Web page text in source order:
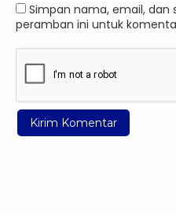
Simpan nama, email, dan
peramban ini untuk